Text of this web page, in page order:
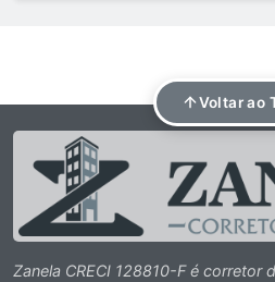
Voltar ao
Zanela CRECI 128810-F é corretor